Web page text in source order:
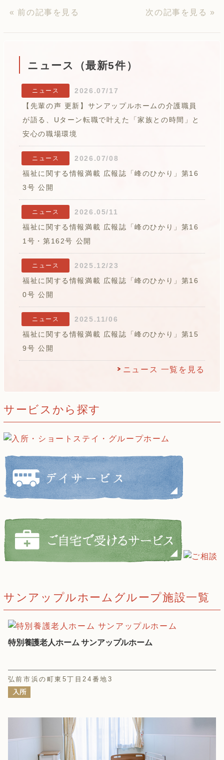
« 前の記事を見る 次の記事を見る »
ニュース（最新5件）
ニュース
2026.07/17
【先輩の声 更新】サンアップルホームの介護職員
が語る、Uターン転職で叶えた「家族との時間」と
安心の職場環境
ニュース
2026.07/08
福祉に関する情報満載 広報誌「峰のひかり」第16
3号 公開
ニュース
2026.05/11
福祉に関する情報満載 広報誌「峰のひかり」第16
1号・第162号 公開
ニュース
2025.12/23
福祉に関する情報満載 広報誌「峰のひかり」第16
0号 公開
ニュース
2025.11/06
福祉に関する情報満載 広報誌「峰のひかり」第15
9号 公開
ニュース 一覧を見る
サービスから探す
サンアップルホームグループ施設一覧
特別養護老人ホーム サンアップルホーム
弘前市浜の町東5丁目24番地3